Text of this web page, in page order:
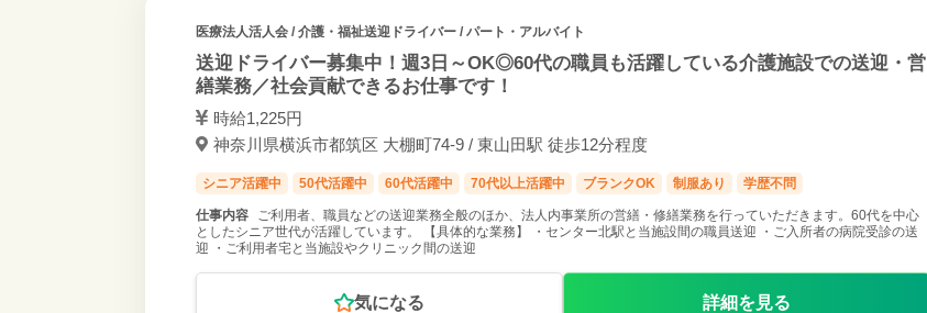
医療法人活人会/ 介護・福祉送迎ドライバー / パート・アルバイト
送迎ドライバー募集中！週3日～OK◎60代の職員も活躍している介護施設での送迎・営
繕業務／社会貢献できるお仕事です！
時給1,225円
神奈川県横浜市都筑区 大棚町74-9 / 東山田駅 徒歩12分程度
シニア活躍中 50代活躍中 60代活躍中 70代以上活躍中 ブランクOK 制服あり 学歴不問
仕事内容
ご利用者、職員などの送迎業務全般のほか、法人内事業所の営繕・修繕業務を行っていただきます。60代を中心
としたシニア世代が活躍しています。 【具体的な業務】 ・センター北駅と当施設間の職員送迎 ・ご入所者の病院受診の送
迎 ・ご利用者宅と当施設やクリニック間の送迎
気になる 詳細を見る